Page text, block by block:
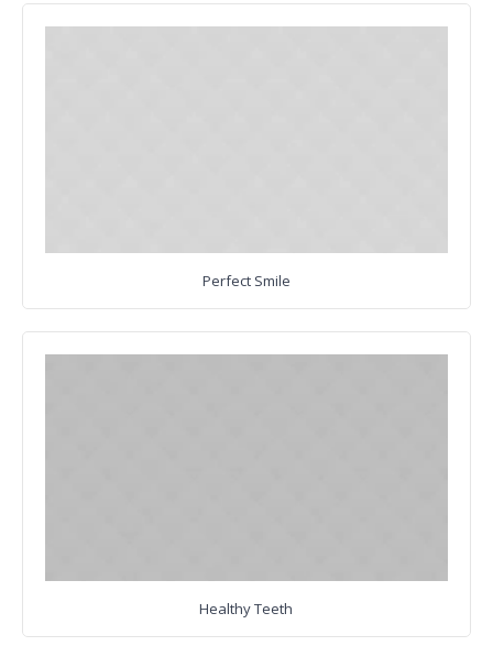
Perfect Smile
Healthy Teeth